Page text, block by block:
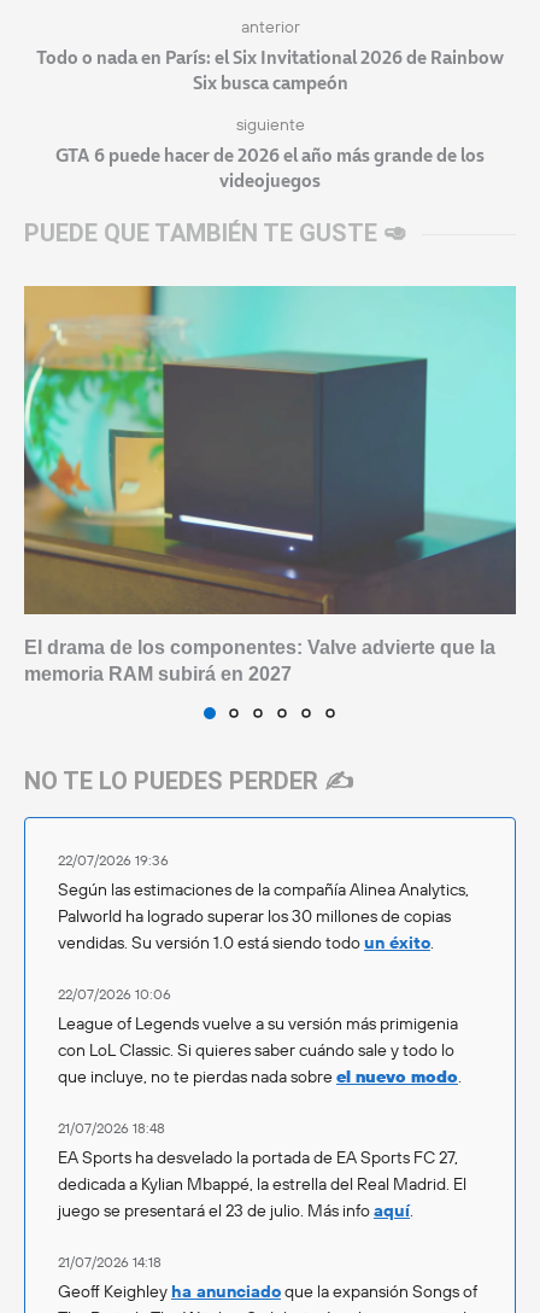
anterior
Todo o nada en París: el Six Invitational 2026 de Rainbow
Six busca campeón
siguiente
GTA 6 puede hacer de 2026 el año más grande de los
videojuegos
PUEDE QUE TAMBIÉN TE GUSTE 🥑
El drama de los componentes: Valve advierte que la
memoria RAM subirá en 2027
NO TE LO PUEDES PERDER ✍️
22/07/2026 19:36
Según las estimaciones de la compañía Alinea Analytics,
Palworld ha logrado superar los 30 millones de copias
vendidas. Su versión 1.0 está siendo todoun éxito.
22/07/2026 10:06
League of Legends vuelve a su versión más primigenia
con LoL Classic. Si quieres saber cuándo sale y todo lo
que incluye, no te pierdas nada sobreel nuevo modo.
21/07/2026 18:48
EA Sports ha desvelado la portada de EA Sports FC 27,
dedicada a Kylian Mbappé, la estrella del Real Madrid. El
juego se presentará el 23 de julio. Más infoaquí.
21/07/2026 14:18
Geoff Keighley ha anunciadoque la expansión Songs of